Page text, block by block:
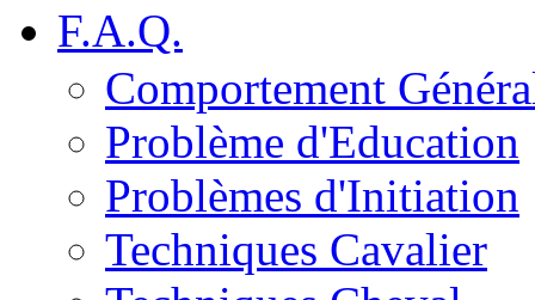
F.A.Q.
Comportement
Problème d'Education
Problèmes d'Initiation
Techniques Cavalier